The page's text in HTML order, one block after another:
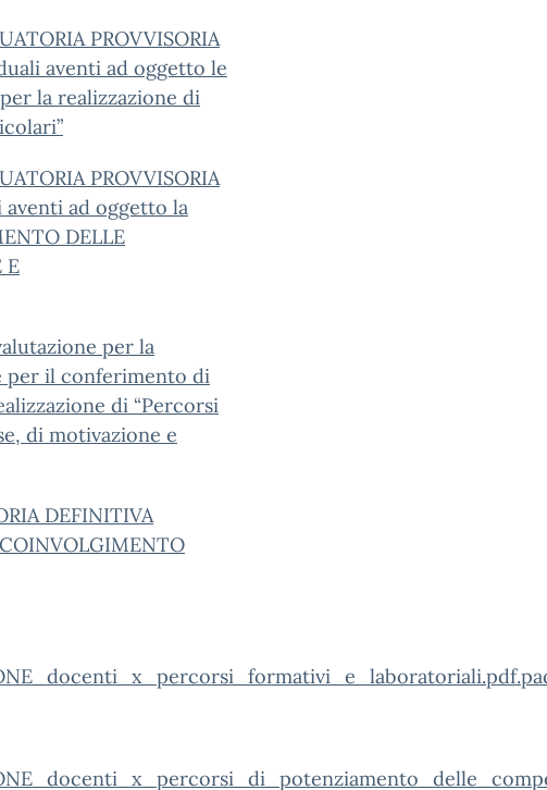
PROVVISORIA
aventi ad oggetto le
la realizzazione di
PROVVISORIA
ad oggetto la
DELLE
E
per la
per il conferimento di
di “Percorsi
di motivazione e
DEFINITIVA